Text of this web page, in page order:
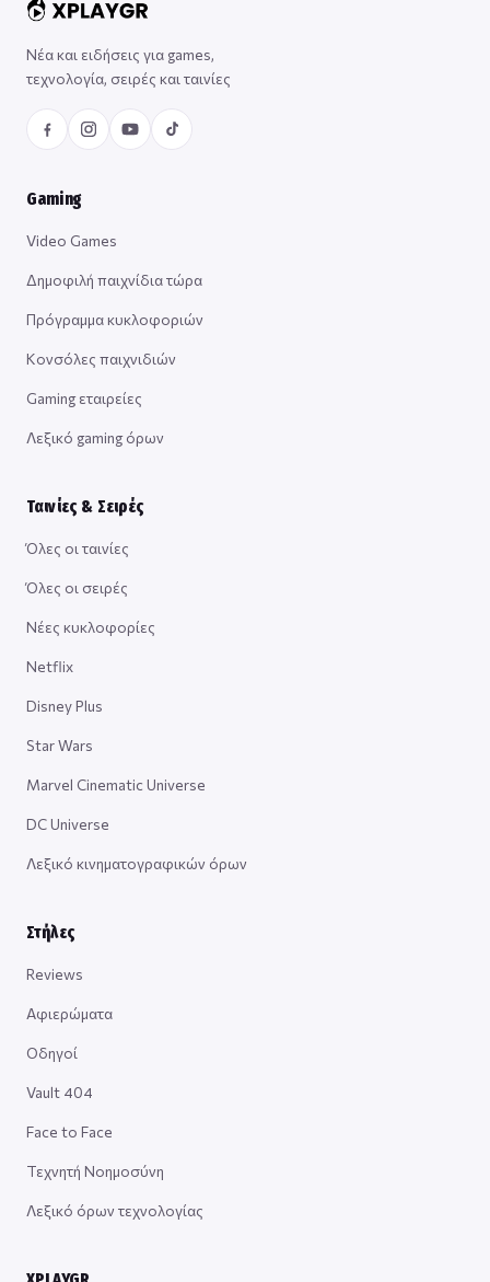
Νέα και ειδήσεις για games,
τεχνολογία, σειρές και ταινίες
Gaming
Video Games
Δημοφιλή παιχνίδια τώρα
Πρόγραμμα κυκλοφοριών
Κονσόλες παιχνιδιών
Gaming εταιρείες
Λεξικό gaming όρων
Ταινίες & Σειρές
Όλες οι ταινίες
Όλες οι σειρές
Νέες κυκλοφορίες
Netflix
Disney Plus
Star Wars
Marvel Cinematic Universe
DC Universe
Λεξικό κινηματογραφικών όρων
Στήλες
Reviews
Αφιερώματα
Οδηγοί
Vault 404
Face to Face
Τεχνητή Νοημοσύνη
Λεξικό όρων τεχνολογίας